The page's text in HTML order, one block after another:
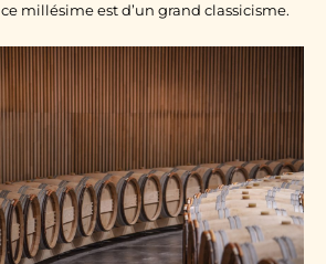
millésime est d’un grand classicisme.